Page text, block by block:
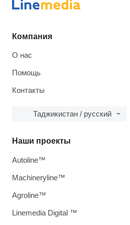
Компания
О нас
Помощь
Контакты
Таджикистан / русский
Наши проекты
Autoline™
Machineryline™
Agroline™
Linemedia Digital ™